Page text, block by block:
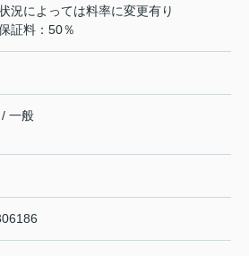
況によっては料率に変更有り
証料：50％
一般